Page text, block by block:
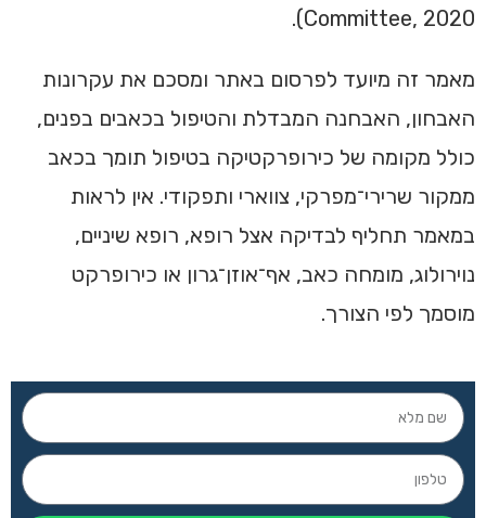
Committee, 2020).
מאמר זה מיועד לפרסום באתר ומסכם את עקרונות
האבחון, האבחנה המבדלת והטיפול בכאבים בפנים,
כולל מקומה של כירופרקטיקה בטיפול תומך בכאב
ממקור שרירי־מפרקי, צווארי ותפקודי. אין לראות
במאמר תחליף לבדיקה אצל רופא, רופא שיניים,
נוירולוג, מומחה כאב, אף־אוזן־גרון או כירופרקט
מוסמך לפי הצורך.